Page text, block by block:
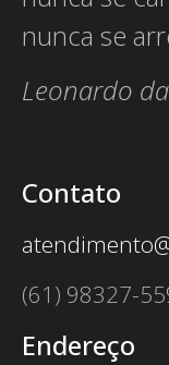
nunca se
Leonardo
Contato
(61) 98327-
Endereço